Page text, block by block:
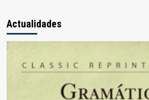
Actualidades